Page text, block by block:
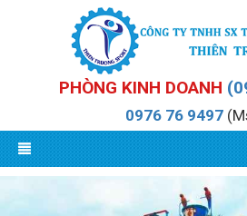
PHÒNG KINH DOANH
0976 76 9497